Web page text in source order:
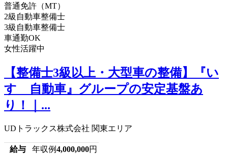
普通免許（MT）
2級自動車整備士
3級自動車整備士
車通勤OK
女性活躍中
【整備士3級以上・大型車の整備】『い
すゞ自動車』グループの安定基盤あ
り！｜...
UDトラックス株式会社 関東エリア
給与 年収例4,000,000円